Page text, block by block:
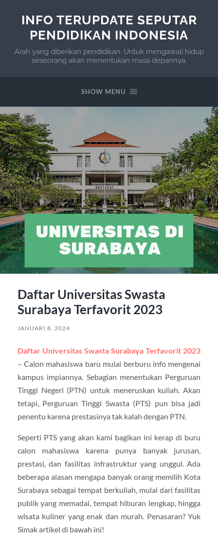
INFO TERUPDATE SEPUTAR
PENDIDIKAN INDONESIA
Arah yang diberikan pendidikan. Untuk mengawali hidup
seseorang akan menentukan masa depannya.
SHOW MENU
Daftar Universitas Swasta
Surabaya Terfavorit 2023
JANUARI 8, 2024
Daftar Universitas Swasta Surabaya Terfavorit 2023
– Calon mahasiswa baru mulai berburu info mengenai
kampus impiannya. Sebagian menentukan Perguruan
Tinggi Negeri (PTN) untuk meneruskan kuliah. Akan
tetapi, Perguruan Tinggi Swasta (PTS) pun bisa jadi
penentu karena prestasinya tak kalah dengan PTN.
Seperti PTS yang akan kami bagikan ini kerap di buru
calon mahasiswa karena punya banyak jurusan,
prestasi, dan fasilitas infrastruktur yang unggul. Ada
beberapa alasan mengapa banyak orang memilih Kota
Surabaya sebagai tempat berkuliah, mulai dari fasilitas
publik yang memadai, tempat hiburan lengkap, hingga
wisata kuliner yang enak dan murah. Penasaran? Yuk
Simak artikel di bawah ini!